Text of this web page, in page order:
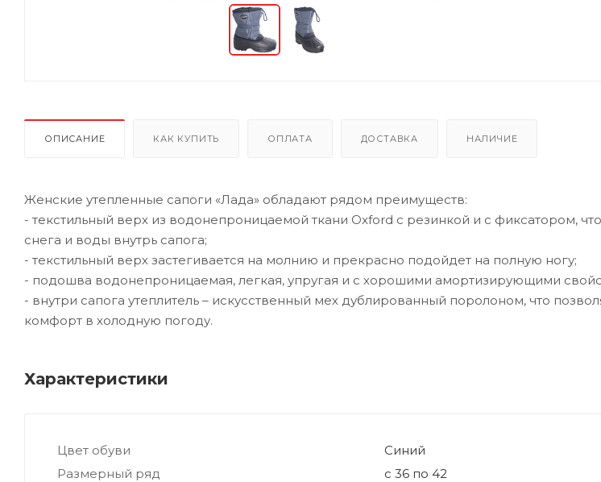
ОПИСАНИЕ КАК КУПИТЬ ОПЛАТА ДОСТАВКА НАЛИЧИЕ
Женские утепленные сапоги «Лада» обладают рядом преимуществ:
- текстильный верх из водонепроницаемой ткани Oxford с резинкой и с фиксатором,
снега и воды внутрь сапога;
- текстильный верх застегивается на молнию и прекрасно подойдет на полную ногу;
- подошва водонепроницаемая, легкая, упругая и с хорошими амортизирующими
- внутри сапога утеплитель – искусственный мех дублированный поролоном, что
комфорт в холодную погоду.
Характеристики
Цвет обуви
Синий
Размерный ряд
с 36 по 42